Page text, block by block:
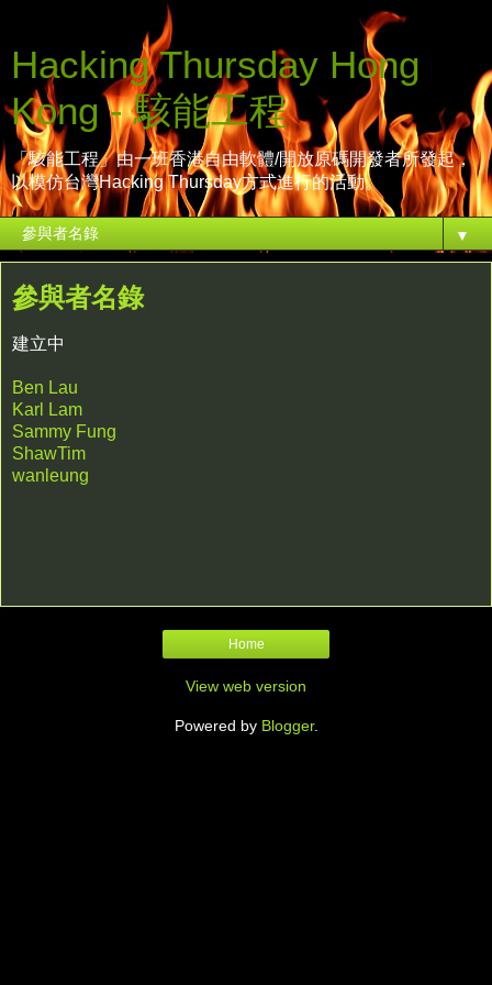
Hacking Thursday Hong
Kong - 駭能工程
「駭能工程」由一班香港自由軟體/開放原碼開發者所發起，
以模仿台灣Hacking Thursday方式進行的活動。
▼
參與者名錄
建立中
Ben Lau
Karl Lam
Sammy Fung
ShawTim
wanleung
Home
View web version
Powered by Blogger.